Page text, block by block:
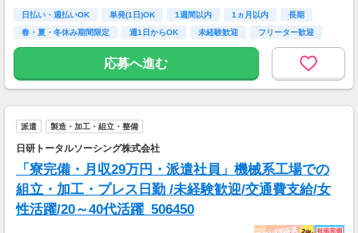
※中国エリアで4-6月に１8時以降稼働した場合
を想定。地域により異なります。
※報酬は規約にしたがい配達完了の15日後に支
払いますが、可能な場合は、より早く、週払い
で前週稼働分をお支払いします。
登録の際に、希望配達エリアを選択いただき、
そのエリアでの業務を委託します（業務委
日払い・週払いOK 単発(1日)OK 1週間以内 1ヵ月以内
長期
春・夏・冬休み期間限定
週1日からOK 未経験歓迎 フリーター歓迎
応募へ進む
派遣 製造・加工・組立・整備
日研トータルソーシング株式会社
「寮完備・月収29万円・派遣社員」機械系工場での
組立・加工・プレス日勤 /未経験歓迎/交通費支給/女
性活躍/20～40代活躍_506450